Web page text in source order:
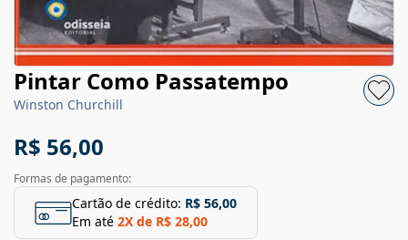
Pintar Como Passatempo
Winston Churchill
R$ 56,00
Formas de pagamento:
Cartão de crédito: R$ 56,00
Em até 2X de R$ 28,00